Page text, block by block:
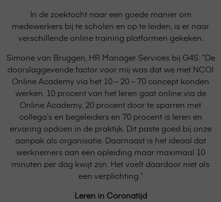
In de zoektocht naar een goede manier om
medewerkers bij te scholen en op te leiden, is er naar
verschillende online training platformen gekeken.
Simone van Bruggen, HR Manager Services bij G4S: “De
doorslaggevende factor voor mij was dat we met NCOI
Online Academy via het 10 – 20 – 70 concept konden
werken. 10 procent van het leren gaat online via de
Online Academy, 20 procent door te sparren met
collega’s en begeleiders en 70 procent is leren en
ervaring opdoen in de praktijk. Dit paste goed bij onze
aanpak als organisatie. Daarnaast is het ideaal dat
werknemers aan een opleiding maar maximaal 10
minuten per dag kwijt zijn. Het voelt daardoor niet als
een verplichting.”
Leren in Coronatijd